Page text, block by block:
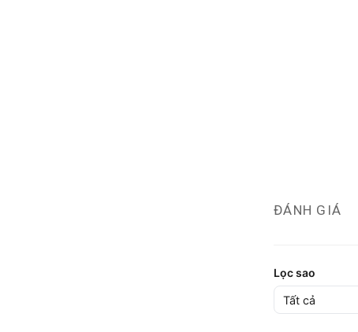
ĐÁNH GIÁ
Lọc sao